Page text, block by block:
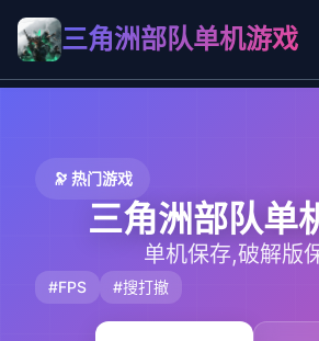
三角洲部队单机游戏
🔭 热门游戏
三角洲部队单
单机保存,破解版
#FPS #搜打撤